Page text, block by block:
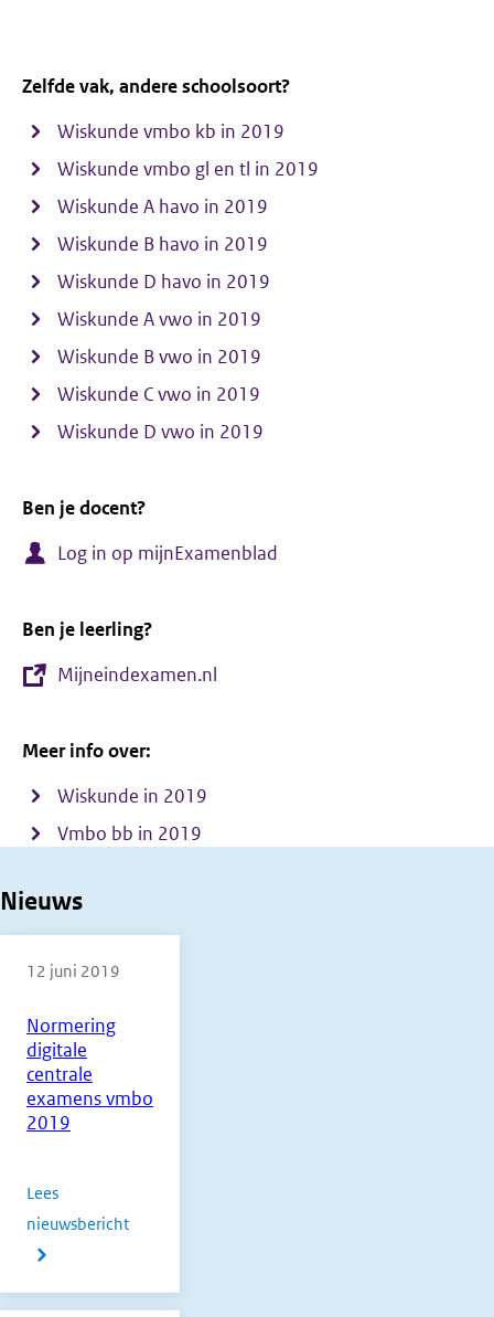
Zelfde vak, andere schoolsoort?
Wiskunde vmbo kb in 2019
Wiskunde vmbo gl en tl in 2019
Wiskunde A havo in 2019
Wiskunde B havo in 2019
Wiskunde D havo in 2019
Wiskunde A vwo in 2019
Wiskunde B vwo in 2019
Wiskunde C vwo in 2019
Wiskunde D vwo in 2019
Ben je docent?
Log in op mijnExamenblad
Ben je leerling?
Mijneindexamen.nl
Meer info over:
Wiskunde in 2019
Vmbo bb in 2019
Nieuws
Normering
digitale
centrale
examens vmbo
2019
12 juni 2019
Lees
nieuwsbericht